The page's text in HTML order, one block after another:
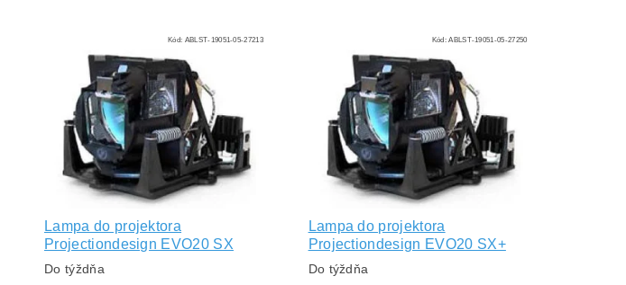
Kód: ABLST-19051-05-27213
Lampa do projektora
Projectiondesign EVO20 SX
Do týždňa
Kód:ABLST-19051-05-27250
Lampa do projektora
Projectiondesign EVO20 SX+
Do týždňa